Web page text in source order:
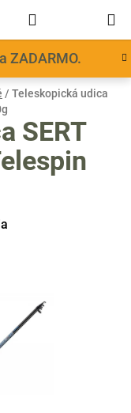
ZADARMO.
KOŠÍK
/ Teleskopická udica
SERT